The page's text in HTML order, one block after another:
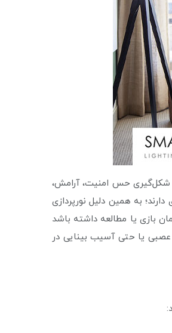
شکل‌گیری حس امنیت، آرامش،
به همین دلیل نورپردازی
بازی یا مطالعه داشته باشد
عصبی یا حتی آسیب بینایی در